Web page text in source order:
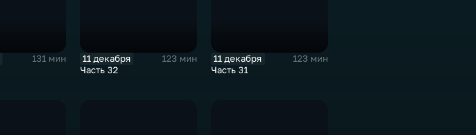
131 мин
11 декабря
123 мин
Часть 32
11 декабря
123 мин
Часть 31